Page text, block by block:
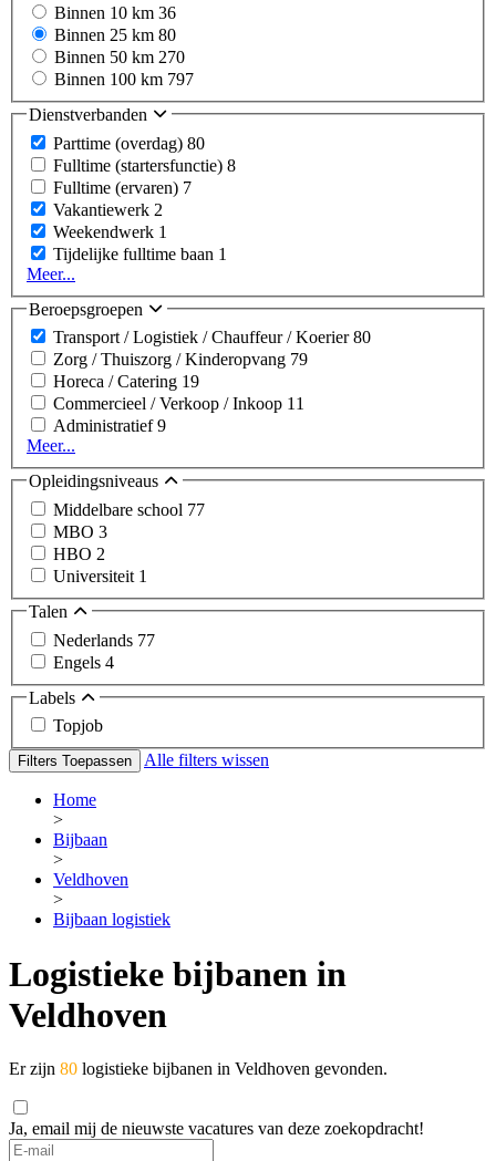
Binnen 10 km 36
Binnen 25 km 80
Binnen 50 km 270
Binnen 100 km 797
Dienstverbanden
Parttime (overdag) 80
Fulltime (startersfunctie) 8
Fulltime (ervaren) 7
Vakantiewerk 2
Weekendwerk 1
Tijdelijke fulltime baan 1
Meer...
Beroepsgroepen
Transport / Logistiek / Chauffeur / Koerier80
Zorg / Thuiszorg / Kinderopvang 79
Horeca / Catering 19
Commercieel / Verkoop / Inkoop 11
Administratief9
Meer...
Opleidingsniveaus
Middelbare school 77
MBO 3
HBO 2
Universiteit 1
Talen
Nederlands 77
Engels 4
Labels
Topjob
Filters Toepassen Alle filters wissen
Home
>
Bijbaan
>
Veldhoven
>
Bijbaan logistiek
Logistieke bijbanen in
Veldhoven
Er zijn 80 logistieke bijbanen in Veldhoven gevonden.
Ja, email mij de nieuwste vacatures van deze zoekopdracht!
If